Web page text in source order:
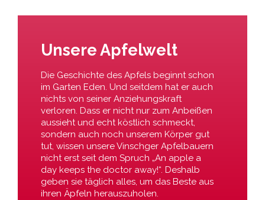
Unsere Apfelwelt
Die Geschichte des Apfels beginnt schon
im Garten Eden. Und seitdem hat er auch
nichts von seiner Anziehungskraft
verloren. Dass er nicht nur zum Anbeißen
aussieht und echt köstlich schmeckt,
sondern auch noch unserem Körper gut
tut, wissen unsere Vinschger Apfelbauern
nicht erst seit dem Spruch „An apple a
day keeps the doctor away!“. Deshalb
geben sie täglich alles, um das Beste aus
ihren Äpfeln herauszuholen.